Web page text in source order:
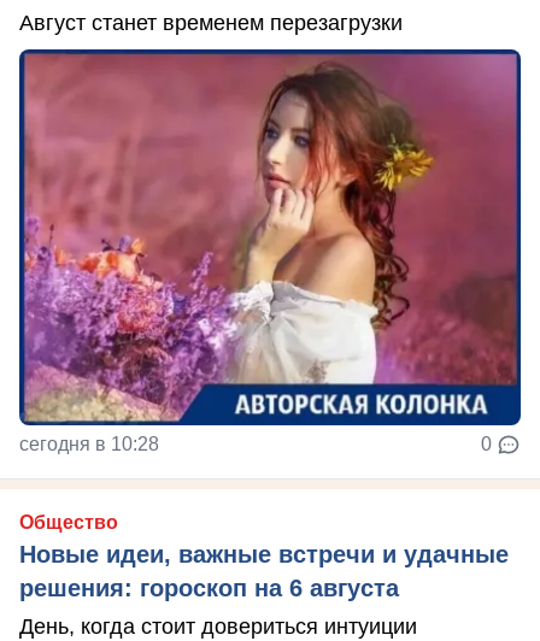
Август станет временем перезагрузки
сегодня в 10:28 0
Общество
Новые идеи, важные встречи и удачные
решения: гороскоп на 6 августа
День, когда стоит довериться интуиции